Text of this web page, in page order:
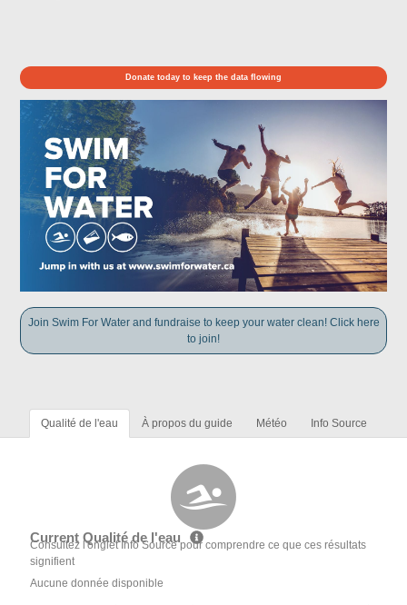
Donate today to keep the data flowing
Join Swim For Water and fundraise to keep your water clean! Click here
to join!
Qualité de l'eau À propos du guide Météo Info Source
Current Qualité de l'eau
Consultez l'onglet Info Source pour comprendre ce que ces résultats
signifient
Aucune donnée disponible